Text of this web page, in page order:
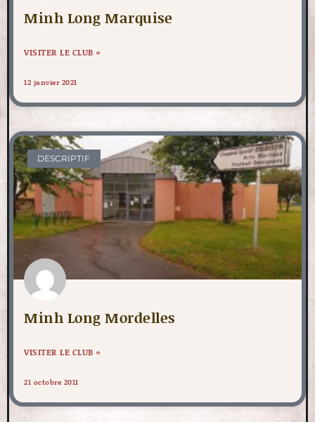
Minh Long Marquise
VISITER LE CLUB »
12 janvier 2021
DESCRIPTIF
Minh Long Mordelles
VISITER LE CLUB »
21 octobre 2011